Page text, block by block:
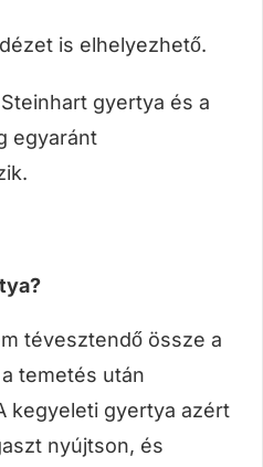
is elhelyezhető.
gyertya és a
egyaránt
tévesztendő össze a
temetés után
kegyeleti gyertya azért
nyújtson, és